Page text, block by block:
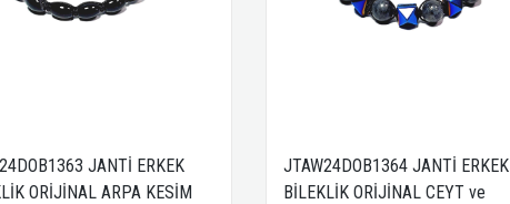
JANTİ ERKEK
ORİJİNAL ARPA KESİM
JTAW24DOB1364 JANTİ ERKEK
BİLEKLİK ORİJİNAL CEYT ve